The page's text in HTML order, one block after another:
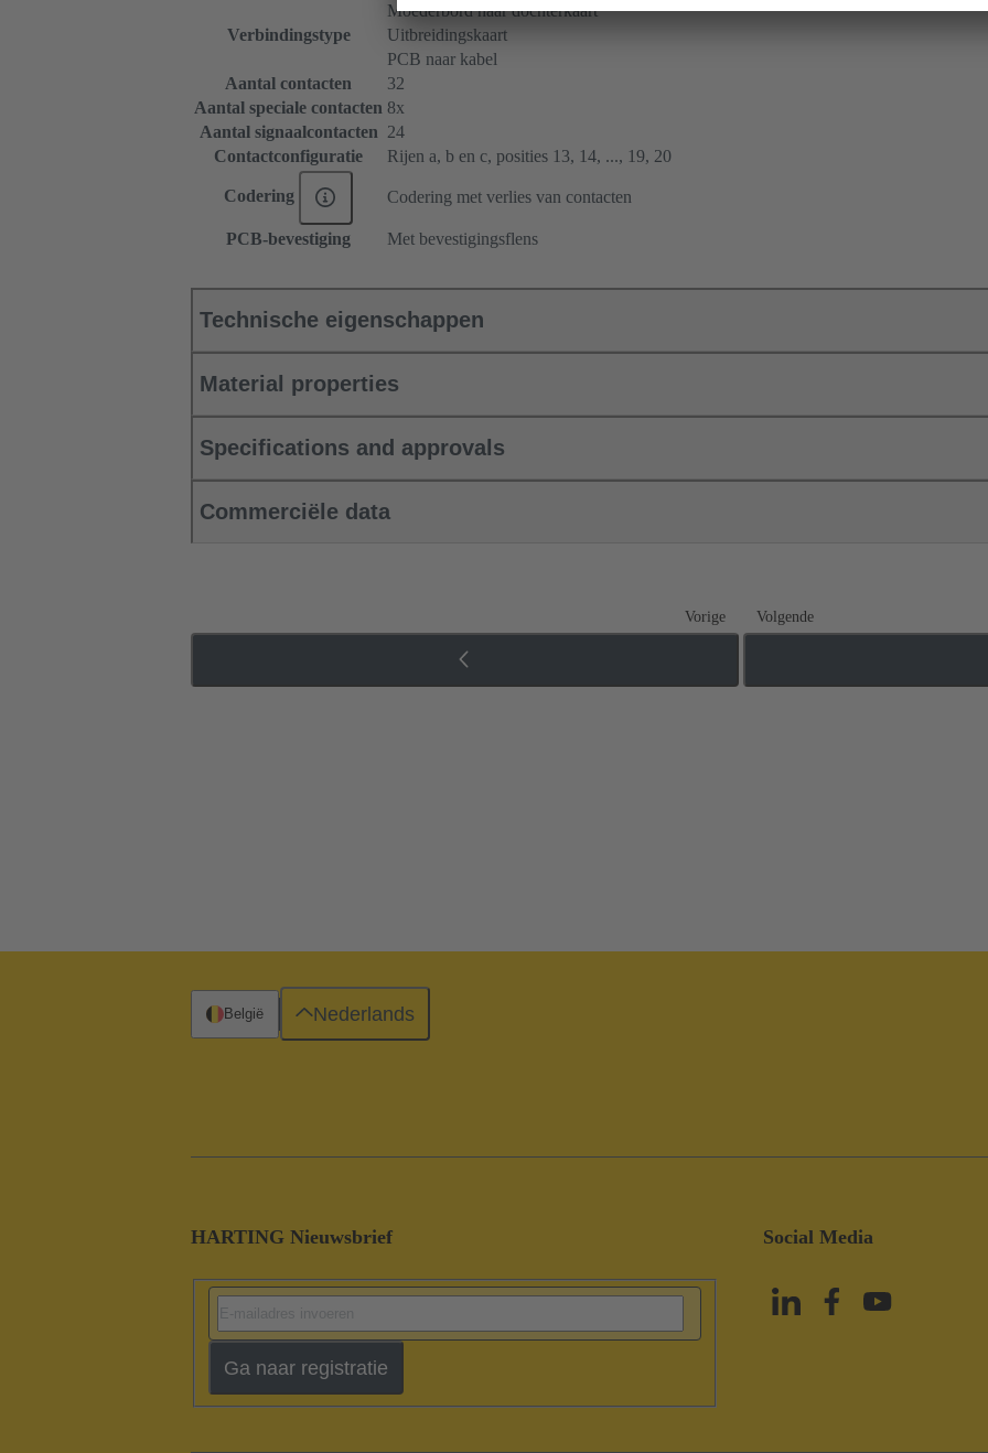
Verbindingstype
Moederbord naar dochterkaart
Uitbreidingskaart
PCB naar kabel
Aantal contacten
32
Aantal speciale contacten 8x
Aantal signaalcontacten 24
Contactconfiguratie
Rijen a, b en c, posities 13, 14, ..., 19, 20
Codering Codering met verlies van contacten
PCB-bevestiging Met bevestigingsflens
Technische eigenschappen
Material properties
Specifications and approvals
Commerciële data
Vorige Volgende
HARTING Nieuwsbrief
Ga naar registratie
Social Media
België Nederlands